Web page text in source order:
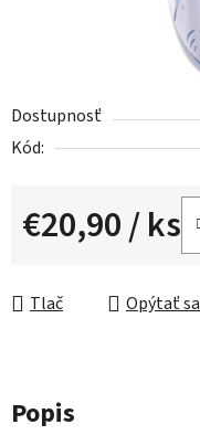
Dostupnosť
Kód:
€20,90/ ks
Tlač Opýtať sa
Popis